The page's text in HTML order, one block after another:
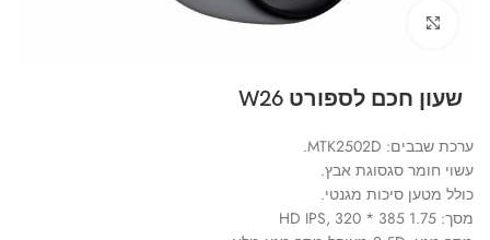
Click to enlarge
שעון חכם לספורט W26
ערכת שבבים: MTK2502D.
עשוי חומר סגסוגת אבץ.
כולל מטען סיכות מגנטי.
מסך: 1.75 HD IPS, 320 * 385